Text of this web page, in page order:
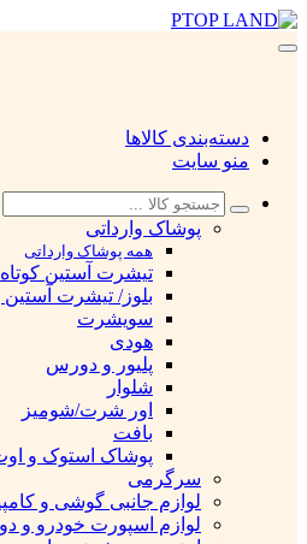
دسته‌بندی کالاها
منو سایت
پوشاک وارداتی
همه پوشاک وارداتی
تیشرت آستین کوتاه
بلوز/ تیشرت آستین
سویشرت
هودی
پلیور و دورس
شلوار
اور شرت/شومیز
بافت
پوشاک استوک و
سرگرمی
لوازم جانبی گوشی و
لوازم اسپورت خودرو و